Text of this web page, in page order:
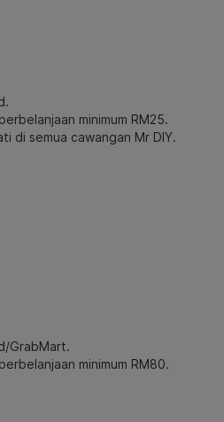
minimum RM25.
di semua cawangan Mr DIY.
GrabMart.
minimum RM80.